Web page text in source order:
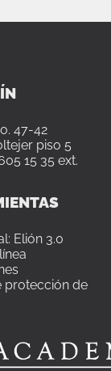
47-42
piso 5
15 35 ext.
Elión 3.0
protección de